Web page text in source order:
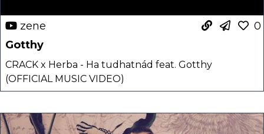
zene
0
Gotthy
CRACK x Herba - Ha tudhatnád feat. Gotthy
(OFFICIAL MUSIC VIDEO)